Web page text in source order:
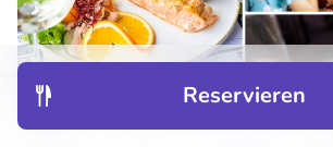
Entdecken
Reservieren